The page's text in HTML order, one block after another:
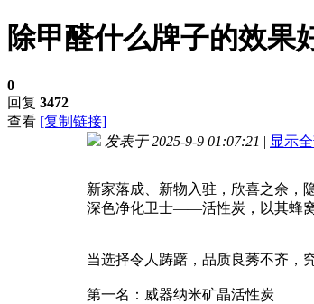
除甲醛什么牌子的效果
0
回复 3472
查看 [复制链接]
发表于 2025-9-9 01:07:21 | 显示
新家落成、新物入驻，欣喜之余，
深色净化卫士——活性炭，以其蜂
当选择令人踌躇，品质良莠不齐，
第一名：威器纳米矿晶活性炭